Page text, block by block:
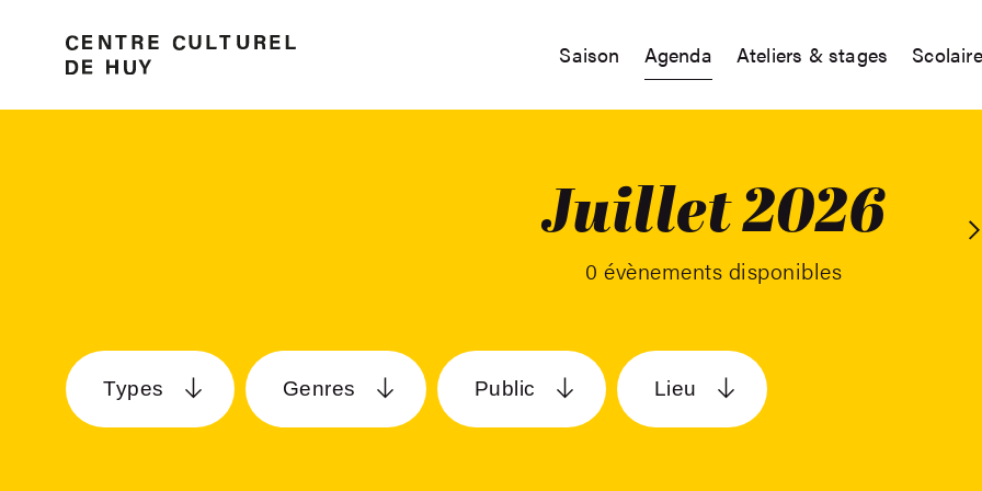
Saison Agenda Ateliers & stages Scolaire
Juillet 2026
0 évènements disponibles
Types Genres Public Lieu